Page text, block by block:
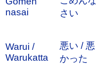
nasai
さい
Warui /
Warukatta
悪い / 悪
かった